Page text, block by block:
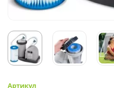
Артикул